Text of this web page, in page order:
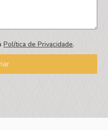
Política de Privacidade.